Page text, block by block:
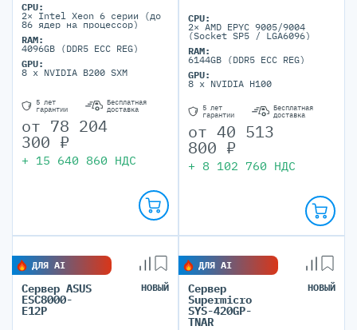
CPU:
2× Intel Xeon 6 серии (до
86 ядер на процессор)
RAM:
4096GB (DDR5 ECC REG)
GPU:
8 x NVIDIA B200 SXM
5 лет
гарантии
Бесплатная
доставка
от 78 204
300 ₽
+ 15 640 860 НДС
CPU:
2× AMD EPYC 9005/9004
(Socket SP5 / LGA6096)
RAM:
6144GB (DDR5 ECC REG)
GPU:
8 x NVIDIA H100
5 лет
гарантии
Бесплатная
доставка
от 40 513
800 ₽
+ 8 102 760 НДС
ДЛЯ AI
Сервер ASUS
ESC8000-
E12P
НОВЫЙ
ДЛЯ AI
Сервер
Supermicro
SYS-420GP-
TNAR
НОВЫЙ